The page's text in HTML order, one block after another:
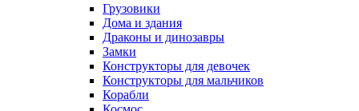
Грузовики
Дома и здания
Драконы и динозавры
Замки
Конструкторы для девочек
Конструкторы для мальчиков
Корабли